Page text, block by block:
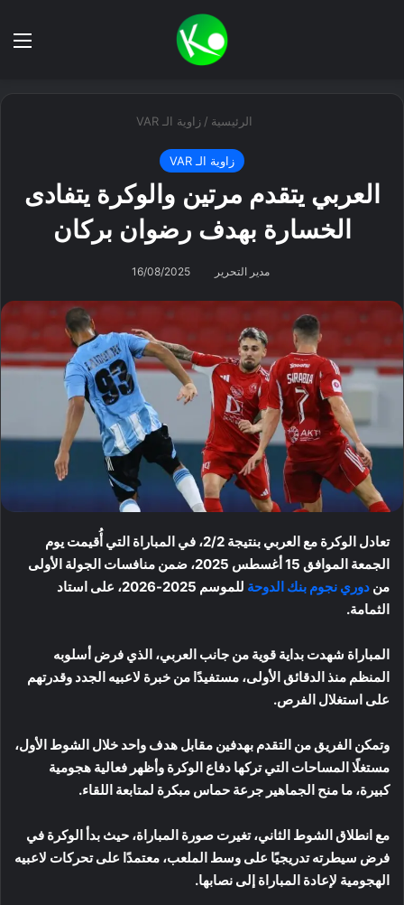
الرئيسية / زاوية الـ VAR
زاوية الـ VAR
العربي يتقدم مرتين والوكرة يتفادى
الخسارة بهدف رضوان بركان
مدير التحرير 16/08/2025
تعادل الوكرة مع العربي بنتيجة 2/2، في المباراة التي أُقيمت يوم
الجمعة الموافق 15 أغسطس 2025، ضمن منافسات الجولة الأولى
من دوري نجوم بنك الدوحة
للموسم 2025-2026، على استاد
الثمامة.
المباراة شهدت بداية قوية من جانب العربي، الذي فرض أسلوبه
المنظم منذ الدقائق الأولى، مستفيدًا من خبرة لاعبيه الجدد وقدرتهم
على استغلال الفرص.
وتمكن الفريق من التقدم بهدفين مقابل هدف واحد خلال الشوط الأول،
مستغلًا المساحات التي تركها دفاع الوكرة وأظهر فعالية هجومية
كبيرة، ما منح الجماهير جرعة حماس مبكرة لمتابعة اللقاء.
مع انطلاق الشوط الثاني، تغيرت صورة المباراة، حيث بدأ الوكرة في
فرض سيطرته تدريجيًا على وسط الملعب، معتمدًا على تحركات لاعبيه
الهجومية لإعادة المباراة إلى نصابها.